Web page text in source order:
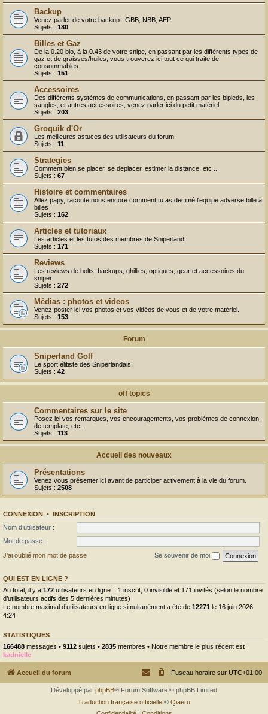
Backup
Venez parler de votre backup : GBB, NBB, AEP.
Sujets : 180
Billes et Gaz
De la 0.20 bio, à la 0.43 de votre snipe, en passant par les différents types de
gaz et de graisses/huiles, vous trouverez ici tout ce qui traite de
consommables.
Sujets : 151
Accessoires
Des différents systèmes de communications, en passant par les bipieds, les
sangles, et autres accessoires, venez parler ici du petit matériel.
Sujets : 203
Groquik d'Or
Les meilleures astuces des utilisateurs du forum.
Sujets : 11
Strategies
Comment bien se placer, se deplacer, estimer la distance, etc ...
Sujets : 67
Histoire et commentaires
Allez papy, raconte nous encore comment tu as decimé l'equipe adverse bille à
billes !
Sujets : 162
Articles et tutoriaux
Les articles et les tutos des membres de Sniperland.
Sujets : 171
Reviews
Les reviews de bolts, backups, ghillies, optiques, gear et accessoires du
sniper.
Sujets : 272
Médias : photos et videos
Venez poster ici vos photos et vos vidéos de vous et de votre matériel.
Sujets : 153
Forum
Sniperland Golf
Le sport élitiste des Sniperlandais.
Sujets : 42
off topics
Commentaires sur le site
Posez ici vos remarques, vos encouragements, vos problèmes de connexion,
de template, etc ..
Sujets : 113
Accueil des nouveaux
Présentations
Venez vous présenter ici avant de participer activement à la vie du forum.
Sujets : 2508
CONNEXION •
INSCRIPTION
Nom d’utilisateur :
Mot de passe :
J’ai oublié mon mot de passe
Se souvenir de moi
QUI EST EN LIGNE ?
Au total, il y a 172 utilisateurs en ligne :: 1 inscrit, 0 invisible et 171 invités (selon le nombre
d’utilisateurs actifs des 5 dernières minutes)
Le nombre maximal d’utilisateurs en ligne simultanément a été de 12271 le 16 juin 2026
4:24
STATISTIQUES
166488 messages • 9112 sujets • 2835 membres • Notre membre le plus récent est
kadnielle
Accueil du forum Fuseau horaire sur UTC+01:00
Développé par phpBB® Forum Software © phpBB Limited
Traduction française officielle © Qiaeru